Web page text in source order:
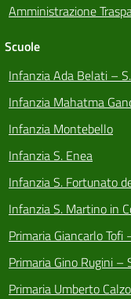
Amministrazione
Scuole
Infanzia Ada Belati –
Infanzia Mahatma
Infanzia Montebello
Infanzia S. Enea
Infanzia S. Fortunato
Infanzia S. Martino in
Primaria Giancarlo
Primaria Gino Rugini –
Primaria Umberto